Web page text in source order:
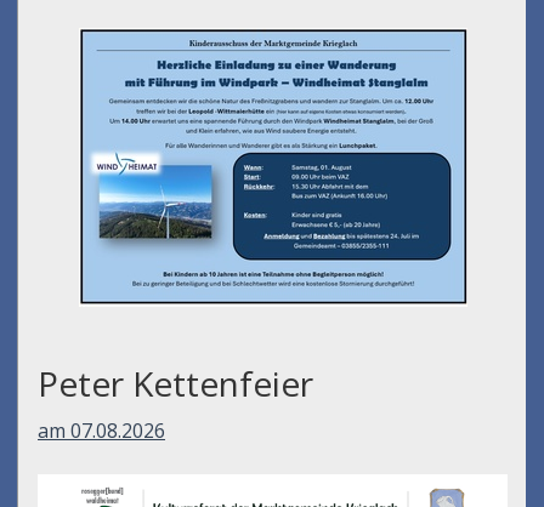
Peter Kettenfeier
am 07.08.2026